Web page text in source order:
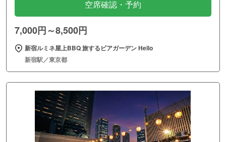
空席確認・予約
7,000円～8,500円
新宿ルミネ屋上BBQ 旅するビアガーデン Hello
新宿駅／東京都